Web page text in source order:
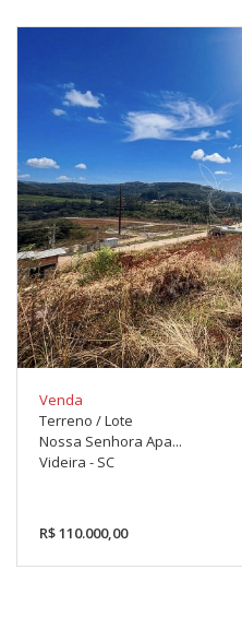
Venda
Terreno / Lote
Nossa Senhora Apa...
Videira - SC
R$ 110.000,00